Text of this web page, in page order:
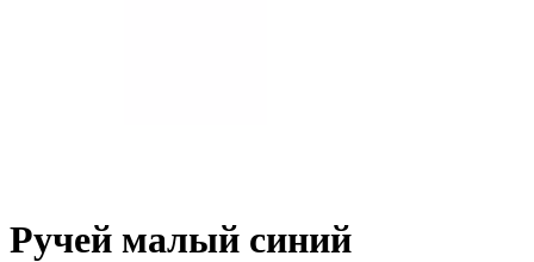
Ручей малый синий